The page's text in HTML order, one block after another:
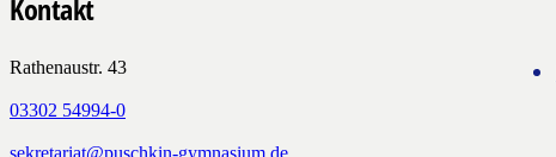
Kontakt
Rathenaustr. 43
03302 54994-0